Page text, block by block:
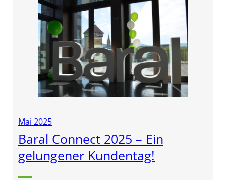
Mai 2025
Baral Connect 2025 – Ein
gelungener Kundentag!